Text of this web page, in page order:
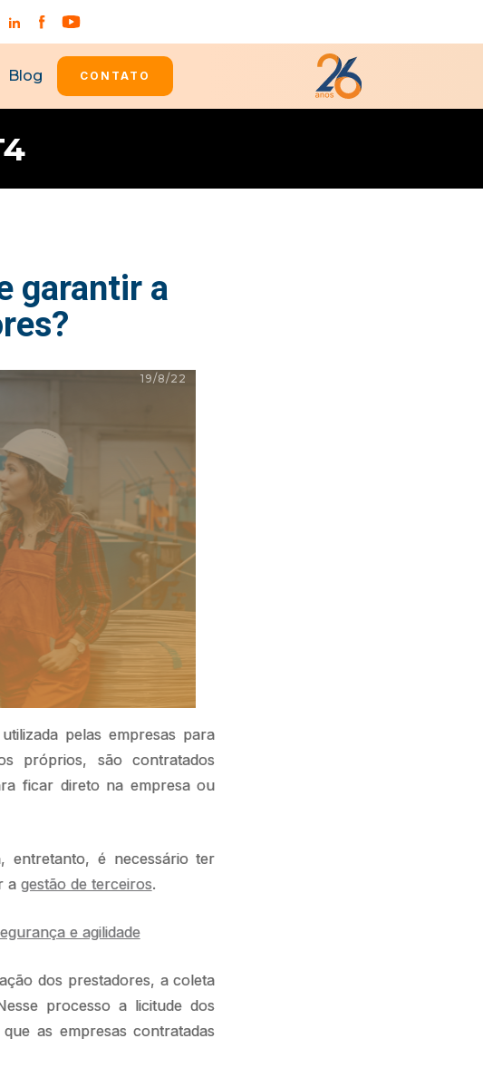
Blog CONTATO
garantir a
19/8/22
pelas empresas para
próprios, são contratados
ficar direto na empresa ou
entretanto, é necessário ter
a gestão de terceiros.
e agilidade
dos prestadores, a coleta
processo a licitude dos
as empresas contratadas